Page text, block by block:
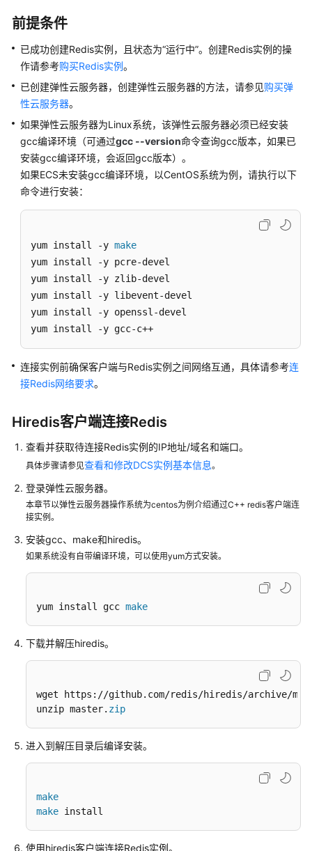
速
入
门
用
指
南
DCS
业
使
用
IAM
授
予
DCS
的
权
购
买
Redis
实
接
实
例
配
置
网
络
配
置
Redis
前提条件
已成功创建Redis实例，且状态为“运行中”。创建Redis实例的操
作请参考购买Redis实例。
已创建弹性云服务器，创建弹性云服务器的方法，请参见购买弹
性云服务器。
如果弹性云服务器为Linux系统，该弹性云服务器必须已经安装
gcc编译环境（可通过gcc --version命令查询gcc版本，如果已
安装gcc编译环境，会返回gcc版本）。
如果ECS未安装gcc编译环境，以CentOS系统为例，请执行以下
命令进行安装：
yum install -y make
yum install -y pcre-devel
yum install -y zlib-devel
yum install -y libevent-devel
yum install -y openssl-devel
yum install -y gcc-c++
连接实例前确保客户端与Redis实例之间网络互通，具体请参考连
接Redis网络要求。
Hiredis客户端连接Redis
查看并获取待连接Redis实例的IP地址/域名和端口。
具体步骤请参见查看和修改DCS实例基本信息。
登录弹性云服务器。
本章节以弹性云服务器操作系统为centos为例介绍通过C++ redis客户端连
接实例。
安装gcc、make和hiredis。
如果系统没有自带编译环境，可以使用yum方式安装。
yum install gcc make
下载并解压hiredis。
wget https://github.com/redis/hiredis/archive/
unzip master. zip
进入到解压目录后编译安装。
make
make install
使用hiredis客户端连接Redis实例。